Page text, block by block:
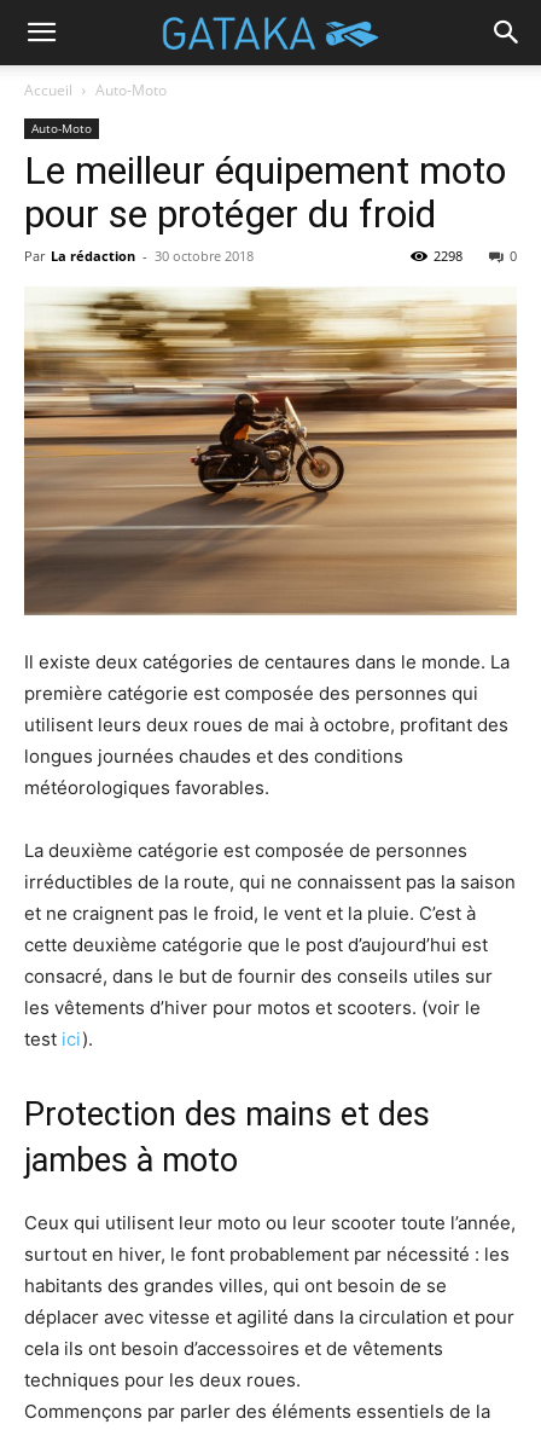
Accueil Auto-Moto
Auto-Moto
Le meilleur équipement moto
pour se protéger du froid
Par La rédaction - 30 octobre 2018 0
2298
Il existe deux catégories de centaures dans le monde. La
première catégorie est composée des personnes qui
utilisent leurs deux roues de mai à octobre, profitant des
longues journées chaudes et des conditions
météorologiques favorables.
La deuxième catégorie est composée de personnes
irréductibles de la route, qui ne connaissent pas la saison
et ne craignent pas le froid, le vent et la pluie. C’est à
cette deuxième catégorie que le post d’aujourd’hui est
consacré, dans le but de fournir des conseils utiles sur
les vêtements d’hiver pour motos et scooters. (voir le
test ici).
Protection des mains et des
jambes à moto
Ceux qui utilisent leur moto ou leur scooter toute l’année,
surtout en hiver, le font probablement par nécessité : les
habitants des grandes villes, qui ont besoin de se
déplacer avec vitesse et agilité dans la circulation et pour
cela ils ont besoin d’accessoires et de vêtements
techniques pour les deux roues.
Commençons par parler des éléments essentiels de la